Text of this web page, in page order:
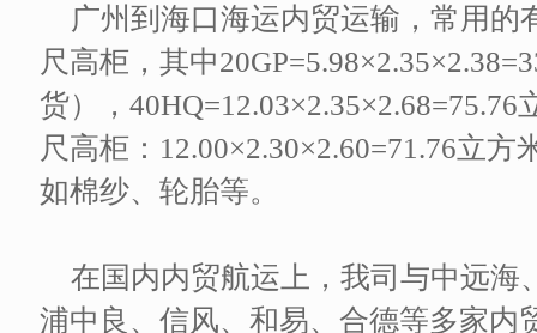
广州到海口海运内贸运输，常用的
尺高柜，其中
货），
尺高柜：12.00×2.30×2.60=71.76立
如棉纱、轮胎等。
在国内内贸航运上，我司与中远海
浦中良、信风、和易、合德等多家内